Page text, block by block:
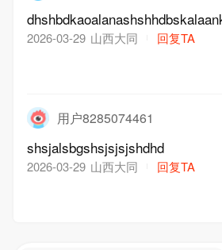
2026-03-29 山西大同 回复TA
用户8285074461
shsjalsbgshsjsjsjshdhd
2026-03-29 山西大同 回复TA